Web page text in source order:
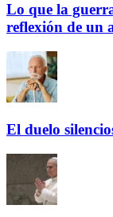
Lo que la
reflexión de un
El duelo